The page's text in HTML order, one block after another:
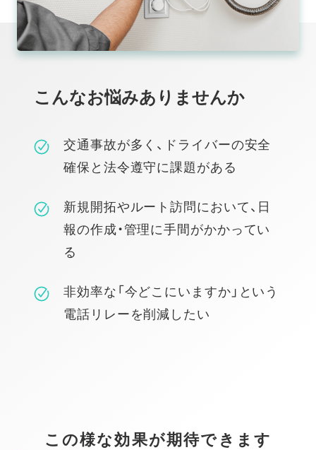
こんなお悩みありませんか
交通事故が多く、ドライバーの安全
確保と法令遵守に課題がある
新規開拓やルート訪問において、日
報の作成・管理に手間がかかってい
る
非効率な「今どこにいますか」という
電話リレーを削減したい
この様な効果が期待できます